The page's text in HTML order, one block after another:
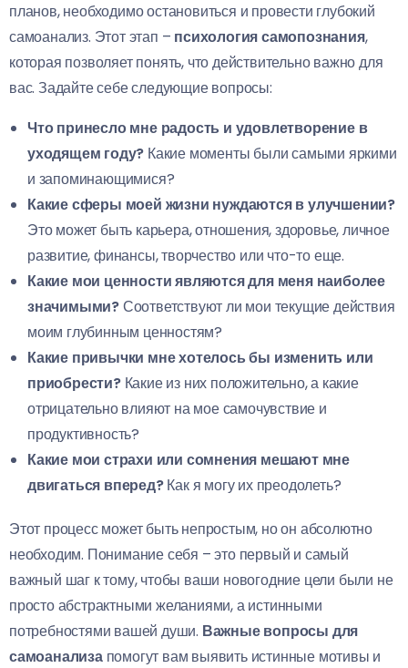
планов, необходимо остановиться и провести глубокий
самоанализ. Этот этап – психология самопознания,
которая позволяет понять, что действительно важно для
вас. Задайте себе следующие вопросы:
Что принесло мне радость и удовлетворение в
уходящем году? Какие моменты были самыми яркими
и запоминающимися?
Какие сферы моей жизни нуждаются в улучшении?
Это может быть карьера, отношения, здоровье, личное
развитие, финансы, творчество или что-то еще.
Какие мои ценности являются для меня наиболее
значимыми?Соответствуют ли мои текущие действия
моим глубинным ценностям?
Какие привычки мне хотелось бы изменить или
приобрести?Какие из них положительно, а какие
отрицательно влияют на мое самочувствие и
продуктивность?
Какие мои страхи или сомнения мешают мне
двигаться вперед?Как я могу их преодолеть?
Этот процесс может быть непростым, но он абсолютно
необходим. Понимание себя – это первый и самый
важный шаг к тому, чтобы ваши новогодние цели были не
просто абстрактными желаниями, а истинными
потребностями вашей души. Важные вопросы для
самоанализапомогут вам выявить истинные мотивы и